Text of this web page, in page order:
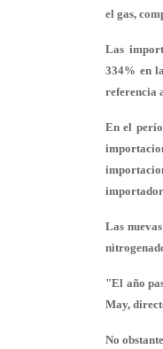
el gas,
Las
334% en
referencia
En el
Las
"El año
May,
No